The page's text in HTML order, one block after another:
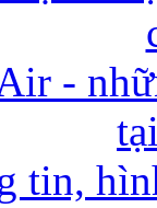
-
tin,